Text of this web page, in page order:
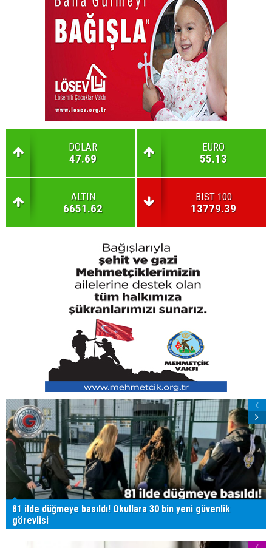
DOLAR
47.69
EURO
55.13
ALTIN
6651.62
BIST 100
13779.39
81 ilde düğmeye basıldı! Okullara 30 bin yeni güvenlik
görevlisi